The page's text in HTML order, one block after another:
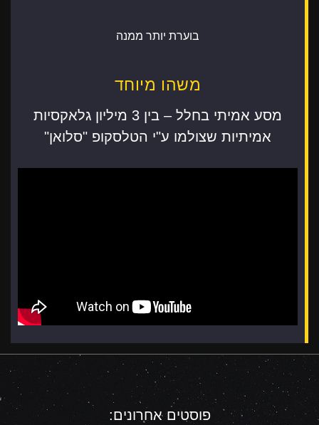
בוערת יותר ממנה
משהו מיוחד
מסע אמיתי בחלל – בין 3 מיליון גלאקסיות
אמיתיות שצולמו ע"י הטלסקופ "סלואן"
פוסטים אחרונים: